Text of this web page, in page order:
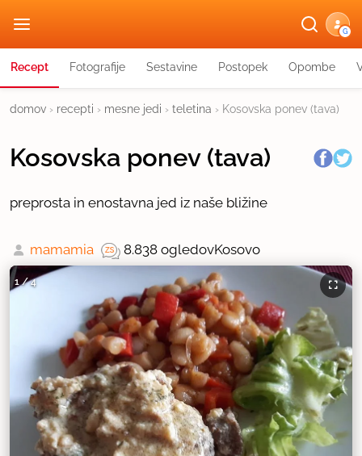
G
Recept Fotografije Sestavine Postopek Opombe
domov › recepti › mesne jedi › teletina › Kosovska ponev (tava)
Kosovska ponev (tava)
preprosta in enostavna jed iz naše bližine
mamamia 8.838 ogledovKosovo
1/4